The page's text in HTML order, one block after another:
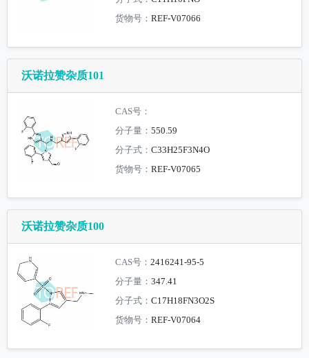
货物号：REF-V07066
沃诺拉赞杂质101
CAS号：
分子量：550.59
分子式：C33H25F3N4O
货物号：REF-V07065
沃诺拉赞杂质100
CAS号：2416241-95-5
分子量：347.41
分子式：C17H18FN3O2S
货物号：REF-V07064